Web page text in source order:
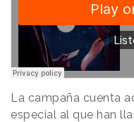
La campaña cuenta
especial al que han